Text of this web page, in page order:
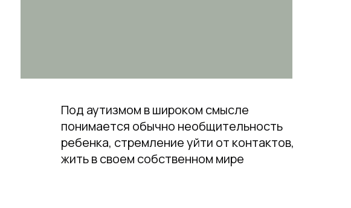
Под аутизмом в широком смысле
понимается обычно необщительность
ребенка, стремление уйти от контактов,
жить в своем собственном мире